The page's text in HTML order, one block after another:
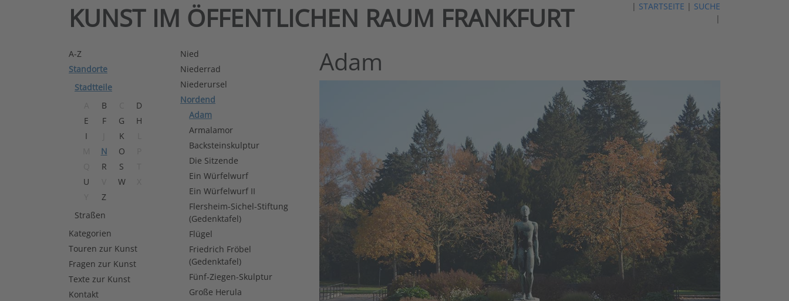
KUNST IM ÖFFENTLICHEN RAUM FRANKFURT | STARTSEITE | SUCHE
|
A-Z
Standorte
Stadtteile
B
D
E
F G
H
I
K
N O
R S
U
W
Z
Straßen
Kategorien
Touren zur Kunst
Fragen zur Kunst
Texte zur Kunst
Kontakt
Nied
Niederrad
Niederursel
Nordend
Adam
Armalamor
Backsteinskulptur
Die Sitzende
Ein Würfelwurf
Ein Würfelwurf II
Flersheim-Sichel-Stiftung
(Gedenktafel)
Flügel
Friedrich Fröbel
(Gedenktafel)
Fünf-Ziegen-Skulptur
Große Herula
Adam